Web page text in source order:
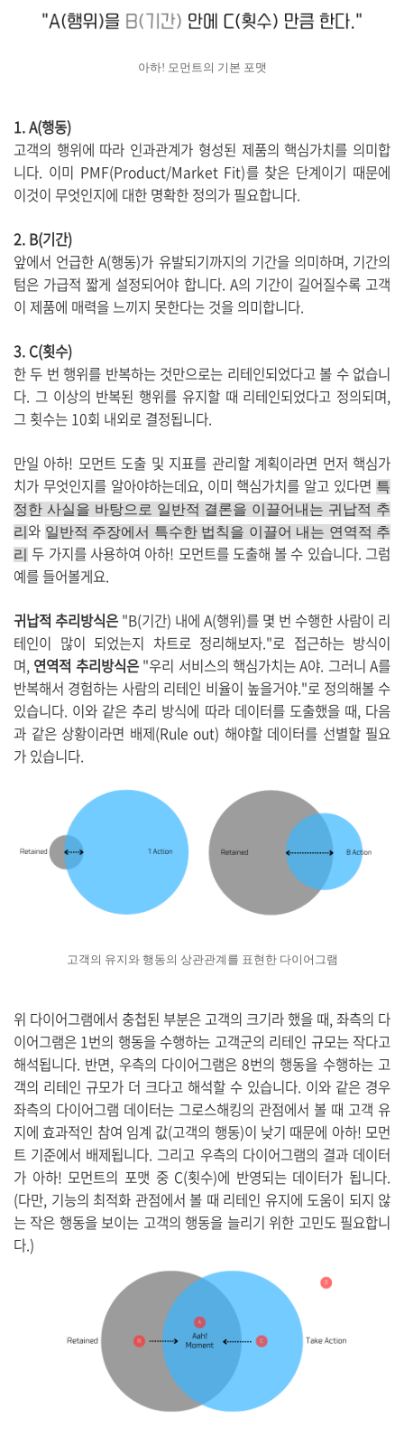
아하! 모먼트의 기본 포맷
1. A(행동)
고객의 행위에 따라 인과관계가 형성된 제품의 핵심가치를 의미합
니다. 이미 PMF(Product/Market Fit)를 찾은 단계이기 때문에
이것이 무엇인지에 대한 명확한 정의가 필요합니다.
2. B(기간)
앞에서 언급한 A(행동)가 유발되기까지의 기간을 의미하며, 기간의
텀은 가급적 짧게 설정되어야 합니다. A의 기간이 길어질수록 고객
이 제품에 매력을 느끼지 못한다는 것을 의미합니다.
3. C(횟수)
한 두 번 행위를 반복하는 것만으로는 리테인되었다고 볼 수 없습니
다. 그 이상의 반복된 행위를 유지할 때 리테인되었다고 정의되며,
그 횟수는 10회 내외로 결정됩니다.
만일 아하! 모먼트 도출 및 지표를 관리할 계획이라면 먼저 핵심가
치가 무엇인지를 알아야하는데요, 이미 핵심가치를 알고 있다면 특
정한 사실을 바탕으로 일반적 결론을 이끌어내는 귀납적 추
리 와 일반적 주장에서 특수한 법칙을 이끌어 내는 연역적 추
리 두 가지를 사용하여 아하! 모먼트를 도출해 볼 수 있습니다. 그럼
예를 들어볼게요.
귀납적 추리방식은"B(기간) 내에 A(행위)를 몇 번 수행한 사람이 리
테인이 많이 되었는지 차트로 정리해보자."로 접근하는 방식이
며, 연역적 추리방식은"우리 서비스의 핵심가치는 A야. 그러니 A를
반복해서 경험하는 사람의 리테인 비율이 높을거야."로 정의해볼 수
있습니다. 이와 같은 추리 방식에 따라 데이터를 도출했을 때, 다음
과 같은 상황이라면 배제(Rule out) 해야할 데이터를 선별할 필요
가 있습니다.
고객의 유지와 행동의 상관관계를 표현한 다이어그램
위 다이어그램에서 충첩된 부분은 고객의 크기라 했을 때, 좌측의 다
이어그램은 1번의 행동을 수행하는 고객군의 리테인 규모는 작다고
해석됩니다. 반면, 우측의 다이어그램은 8번의 행동을 수행하는 고
객의 리테인 규모가 더 크다고 해석할 수 있습니다. 이와 같은 경우
좌측의 다이어그램 데이터는 그로스해킹의 관점에서 볼 때 고객 유
지에 효과적인 참여 임계 값(고객의 행동)이 낮기 때문에 아하! 모먼
트 기준에서 배제됩니다. 그리고 우측의 다이어그램의 결과 데이터
가 아하! 모먼트의 포맷 중 C(횟수)에 반영되는 데이터가 됩니다.
(다만, 기능의 최적화 관점에서 볼 때 리테인 유지에 도움이 되지 않
는 작은 행동을 보이는 고객의 행동을 늘리기 위한 고민도 필요합니
다.)